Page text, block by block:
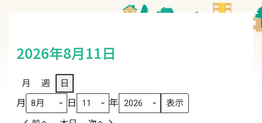
2026年8月11日
月 週 日
月 日 年